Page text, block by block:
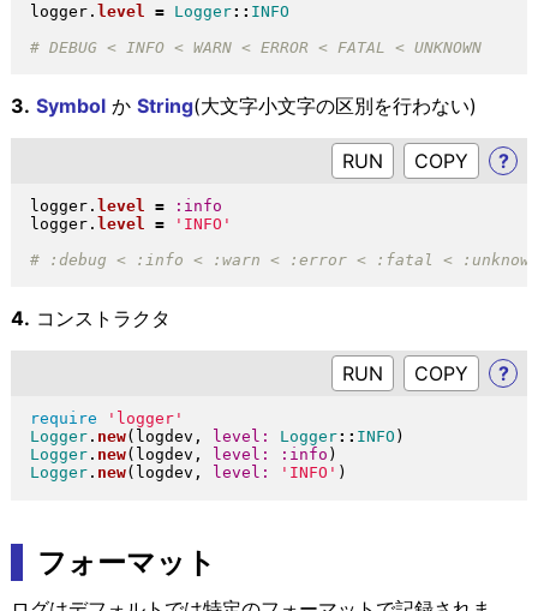
logger. level = Logger:: INFO
# DEBUG < INFO < WARN < ERROR < FATAL < UNKNOWN
3. Symbolか String(大文字小文字の区別を行わない)
RUN ?
logger. level =
:info
logger. level = 'INFO'
4. コンストラクタ
RUN ?
require
'logger'
Logger. new( logdev, level: Logger:: INFO )
Logger. new( logdev, level: :info )
Logger. new( logdev, level: 'INFO' )
フォーマット